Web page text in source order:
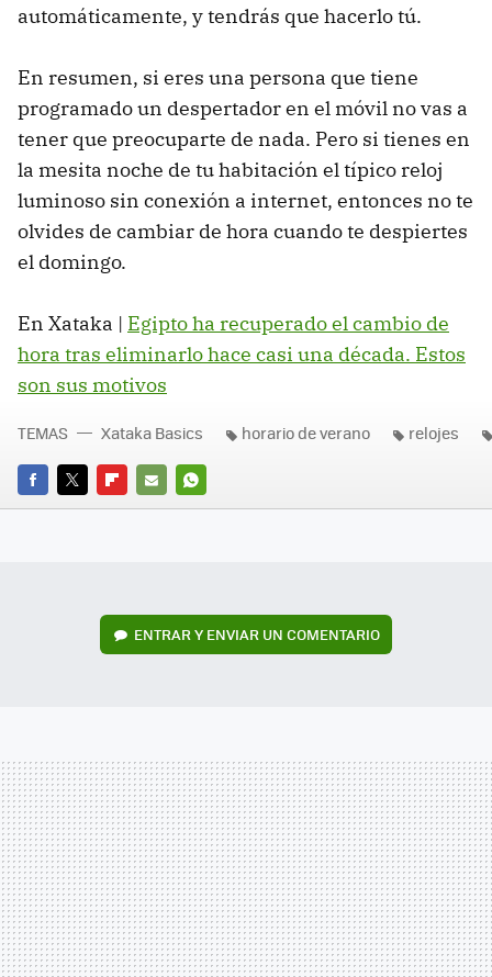
automáticamente, y tendrás que hacerlo tú.
En resumen, si eres una persona que tiene
programado un despertador en el móvil no vas a
tener que preocuparte de nada. Pero si tienes en
la mesita noche de tu habitación el típico reloj
luminoso sin conexión a internet, entonces no te
olvides de cambiar de hora cuando te despiertes
el domingo.
En Xataka | Egipto ha recuperado el cambio de
hora tras eliminarlo hace casi una década. Estos
son sus motivos
FACEBOOK
TWITTERFLIPBOARD
E-
WHATSAPP
TEMAS Xataka Basics horario de verano relojes
ENTRAR Y ENVIAR UN COMENTARIO